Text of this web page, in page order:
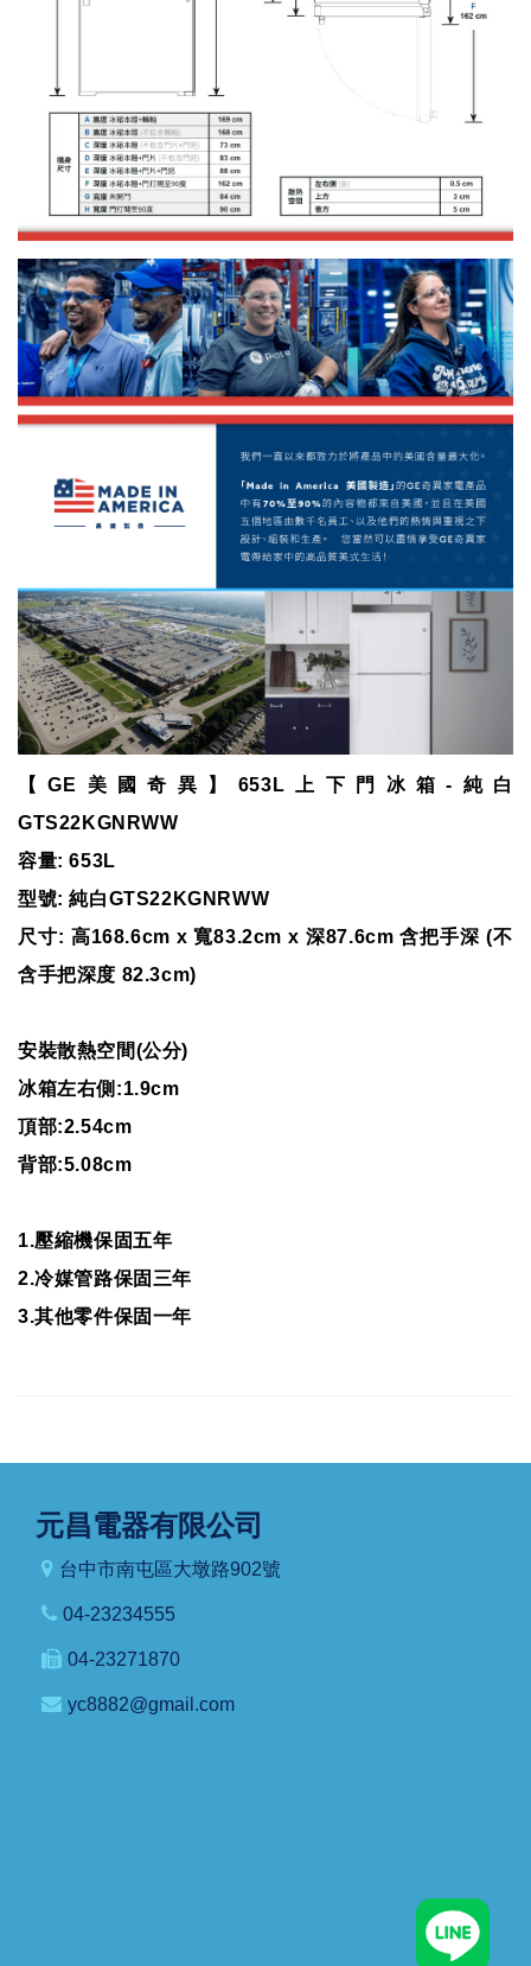
【GE美國奇異】653L上下門冰箱-純白
GTS22KGNRWW
容量: 653L
型號: 純白GTS22KGNRWW
尺寸: 高168.6cm x 寬83.2cm x 深87.6cm 含把手深 (不
含手把深度 82.3cm)
安裝散熱空間(公分)
冰箱左右側:1.9cm
頂部:2.54cm
背部:5.08cm
1.壓縮機保固五年
2.冷媒管路保固三年
3.其他零件保固一年
元昌電器有限公司
台中市南屯區大墩路902號
04-23234555
04-23271870
yc8882@gmail.com